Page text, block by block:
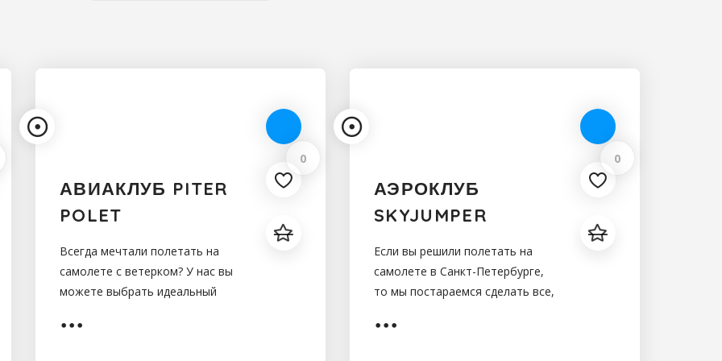
0
АВИАКЛУБ PITER
POLET
Всегда мечтали полетать на
самолете с ветерком? У нас вы
можете выбрать идеальный
программу
0
АЭРОКЛУБ
SKYJUMPER
Если вы решили полетать на
самолете в Санкт-Петербурге,
то мы постараемся сделать все,
можно больше незабываемых